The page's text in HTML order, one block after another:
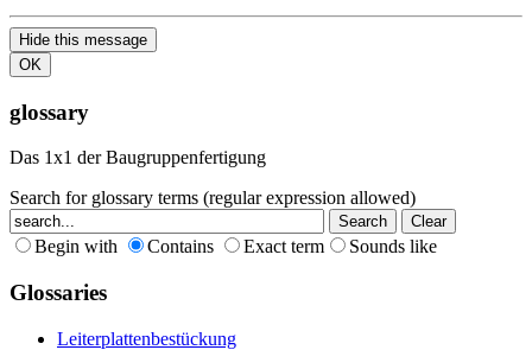
Hide this message
OK
glossary
Das 1x1 der Baugruppenfertigung
Search for glossary terms (regular expression allowed)
Begin with Contains Exact term Sounds like
Glossaries
Leiterplattenbestückung